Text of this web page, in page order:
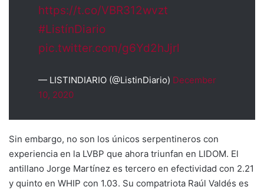
https://t.co/VBR312wvzt
#ListínDiario
pic.twitter.com/g6Yd2hJjrl
— LISTINDIARIO (@ListinDiario) December
10, 2020
Sin embargo, no son los únicos serpentineros con
experiencia en la LVBP que ahora triunfan en LIDOM. El
antillano Jorge Martínez es tercero en efectividad con 2.21
y quinto en WHIP con 1.03. Su compatriota Raúl Valdés es